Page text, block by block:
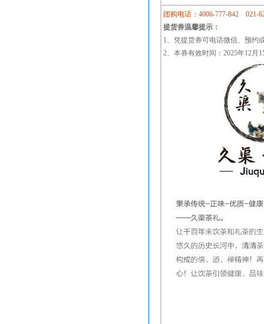
团购电话：4006-777-842 021-
提货券温馨提示：
1、凭提货券可电话微信、预约
2、本券有效时间：2025年12月